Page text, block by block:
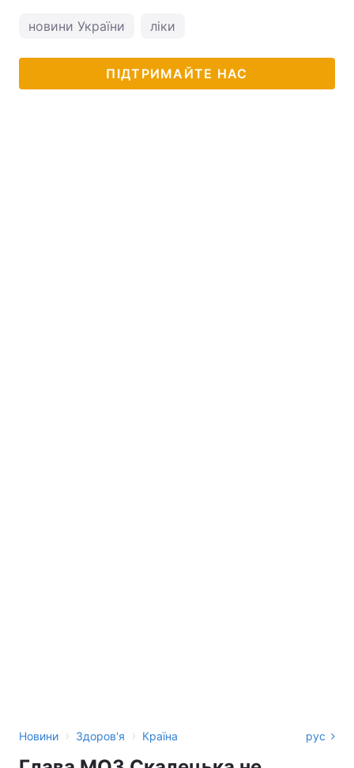
новини України ліки
ПІДТРИМАЙТЕ НАС
Новини › Здоров'я › Країна рус